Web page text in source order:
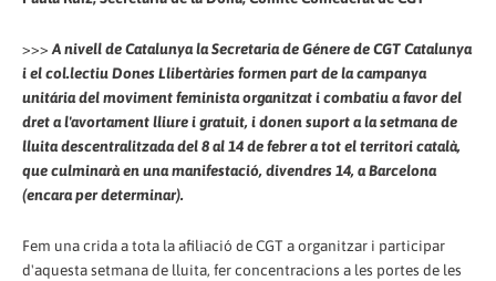
>>> A nivell de Catalunya la Secretaria de Génere de CGT Catalunya
i el col.lectiu Dones Llibertàries formen part de la campanya
unitária del moviment feminista organitzat i combatiu a favor del
dret a l'avortament lliure i gratuit, i donen suport a la setmana de
lluita descentralitzada del 8 al 14 de febrer a tot el territori català,
que culminarà en una manifestació, divendres 14, a Barcelona
(encara per determinar).
Fem una crida a tota la afiliació de CGT a organitzar i participar
d'aquesta setmana de lluita, fer concentracions a les portes de les